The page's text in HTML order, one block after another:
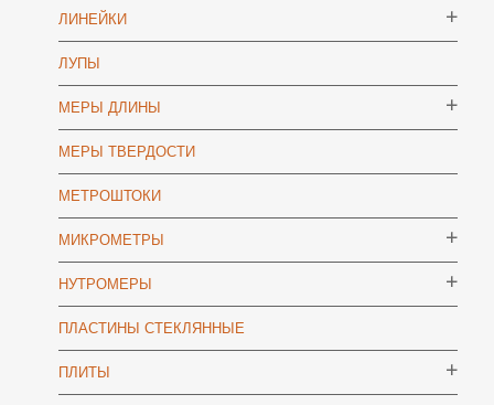
ЛИНЕЙКИ
ЛУПЫ
МЕРЫ ДЛИНЫ
МЕРЫ ТВЕРДОСТИ
МЕТРОШТОКИ
МИКРОМЕТРЫ
НУТРОМЕРЫ
ПЛАСТИНЫ СТЕКЛЯННЫЕ
ПЛИТЫ